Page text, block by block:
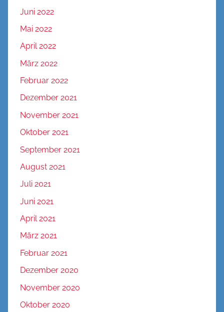
Juni 2022
Mai 2022
April 2022
März 2022
Februar 2022
Dezember 2021
November 2021
Oktober 2021
September 2021
August 2021
Juli 2021
Juni 2021
April 2021
März 2021
Februar 2021
Dezember 2020
November 2020
Oktober 2020